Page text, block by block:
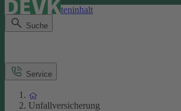
Direkt zum Seiteninhalt
Suche
Service
Unfallversicherung